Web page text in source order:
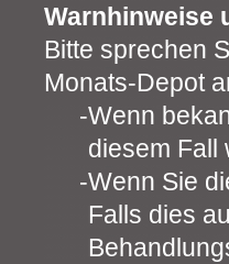
Warnhinweise
Bitte sprechen
Monats-Depot
Wenn
diesem Fall
Wenn Sie
Falls dies